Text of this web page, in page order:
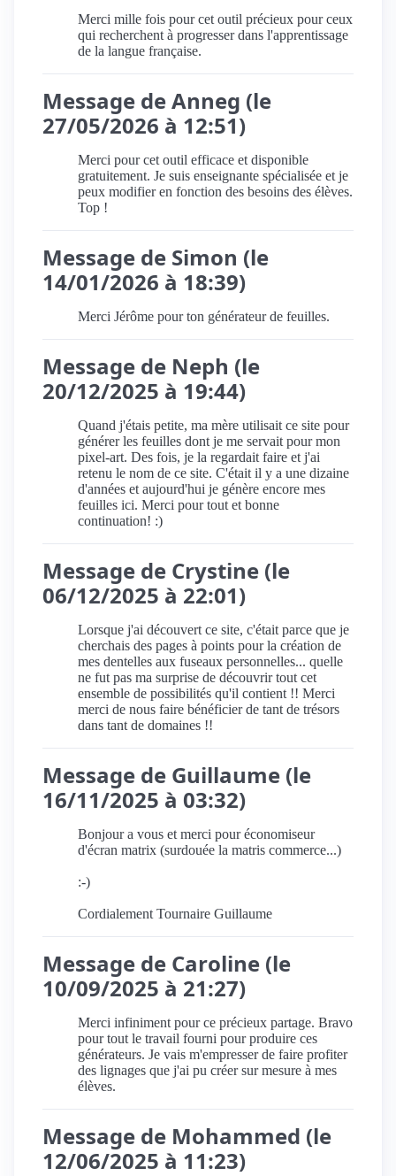
Merci mille fois pour cet outil précieux pour ceux
qui recherchent à progresser dans l'apprentissage
de la langue française.
Message de Anneg (le
27/05/2026 à 12:51)
Merci pour cet outil efficace et disponible
gratuitement. Je suis enseignante spécialisée et je
peux modifier en fonction des besoins des élèves.
Top !
Message de Simon (le
14/01/2026 à 18:39)
Merci Jérôme pour ton générateur de feuilles.
Message de Neph (le
20/12/2025 à 19:44)
Quand j'étais petite, ma mère utilisait ce site pour
générer les feuilles dont je me servait pour mon
pixel-art. Des fois, je la regardait faire et j'ai
retenu le nom de ce site. C'était il y a une dizaine
d'années et aujourd'hui je génère encore mes
feuilles ici. Merci pour tout et bonne
continuation! :)
Message de Crystine (le
06/12/2025 à 22:01)
Lorsque j'ai découvert ce site, c'était parce que je
cherchais des pages à points pour la création de
mes dentelles aux fuseaux personnelles... quelle
ne fut pas ma surprise de découvrir tout cet
ensemble de possibilités qu'il contient !! Merci
merci de nous faire bénéficier de tant de trésors
dans tant de domaines !!
Message de Guillaume (le
16/11/2025 à 03:32)
Bonjour a vous et merci pour économiseur
d'écran matrix (surdouée la matris commerce...)
:-)
Cordialement Tournaire Guillaume
Message de Caroline (le
10/09/2025 à 21:27)
Merci infiniment pour ce précieux partage. Bravo
pour tout le travail fourni pour produire ces
générateurs. Je vais m'empresser de faire profiter
des lignages que j'ai pu créer sur mesure à mes
élèves.
Message de Mohammed (le
12/06/2025 à 11:23)